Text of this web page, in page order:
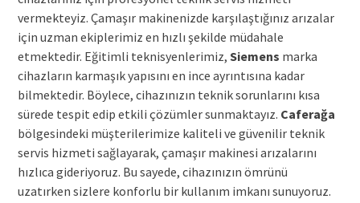
vermekteyiz. Çamaşır makinenizde karşılaştığınız arızalar
için uzman ekiplerimiz en hızlı şekilde müdahale
etmektedir. Eğitimli teknisyenlerimiz, Siemens marka
cihazların karmaşık yapısını en ince ayrıntısına kadar
bilmektedir. Böylece, cihazınızın teknik sorunlarını kısa
sürede tespit edip etkili çözümler sunmaktayız. Caferağa
bölgesindeki müşterilerimize kaliteli ve güvenilir teknik
servis hizmeti sağlayarak, çamaşır makinesi arızalarını
hızlıca gideriyoruz. Bu sayede, cihazınızın ömrünü
uzatırken sizlere konforlu bir kullanım imkanı sunuyoruz.